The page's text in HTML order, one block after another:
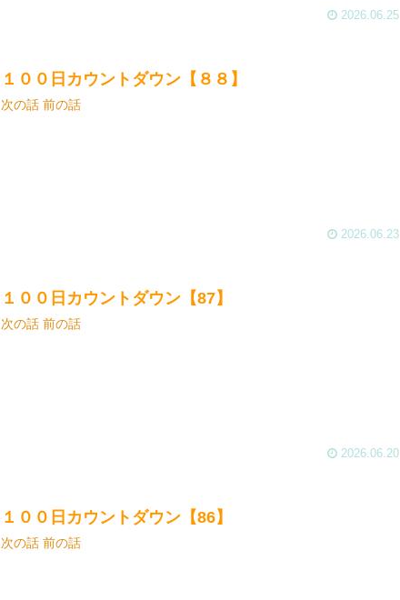
2026.06.25
１００日カウントダウン【８８】
次の話 前の話
2026.06.23
１００日カウントダウン【87】
次の話 前の話
2026.06.20
１００日カウントダウン【86】
次の話 前の話